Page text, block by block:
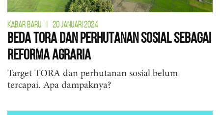
KABAR BARU | 20 JANUARI 2024
Beda TORA dan Perhutanan Sosial Sebagai
Reforma Agraria
Target TORA dan perhutanan sosial belum
tercapai. Apa dampaknya?